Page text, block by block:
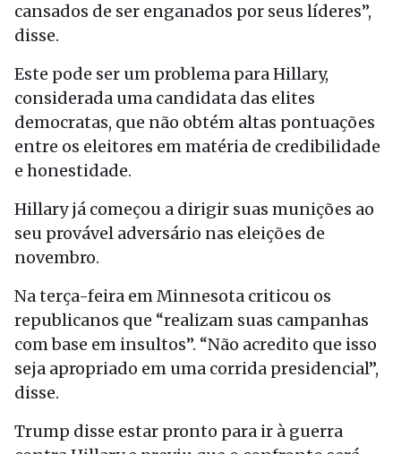
cansados de ser enganados por seus líderes”,
disse.
Este pode ser um problema para Hillary,
considerada uma candidata das elites
democratas, que não obtém altas pontuações
entre os eleitores em matéria de credibilidade
e honestidade.
Hillary já começou a dirigir suas munições ao
seu provável adversário nas eleições de
novembro.
Na terça-feira em Minnesota criticou os
republicanos que “realizam suas campanhas
com base em insultos”. “Não acredito que isso
seja apropriado em uma corrida presidencial”,
disse.
Trump disse estar pronto para ir à guerra